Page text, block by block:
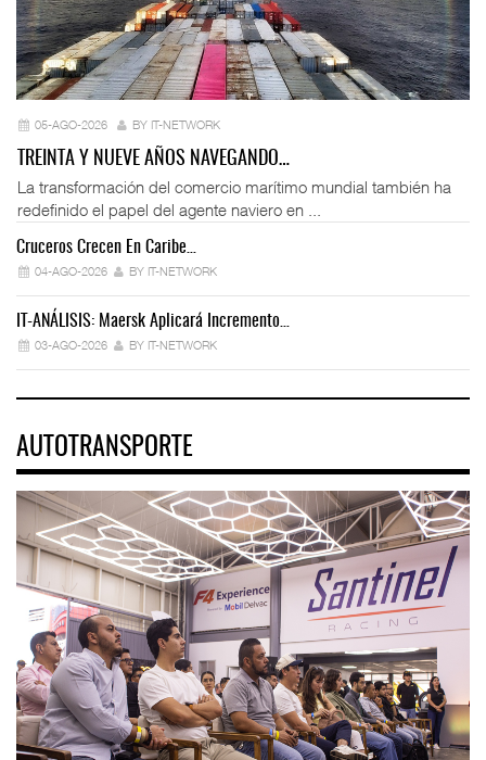
05-AGO-2026 BY IT-NETWORK
TREINTA Y NUEVE AÑOS NAVEGANDO…
La transformación del comercio marítimo mundial también ha
redefinido el papel del agente naviero en ...
Cruceros Crecen En Caribe…
04-AGO-2026 BY IT-NETWORK
IT-ANÁLISIS: Maersk Aplicará Incremento…
03-AGO-2026 BY IT-NETWORK
AUTOTRANSPORTE